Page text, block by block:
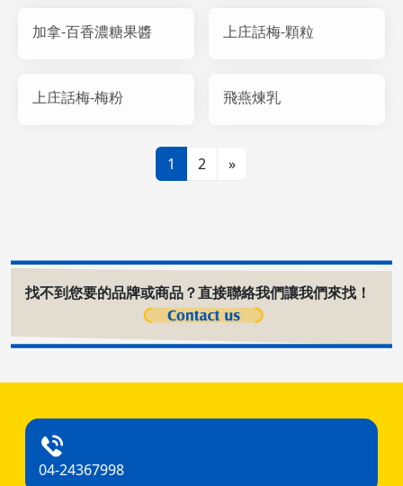
加拿-百香濃糖果醬 上庄話梅-顆粒
上庄話梅-梅粉 飛燕煉乳
1 2 »
找不到您要的品牌或商品？直接聯絡我們讓我們來找！
04-24367998